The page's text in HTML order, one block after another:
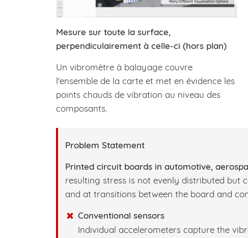
Mesure sur toute la surface,
perpendiculairement à celle-ci (hors plan)
Un vibromètre à balayage couvre
l'ensemble de la carte et met en évidence les
points chauds de vibration au niveau des
composants.
Problem Statement
Printed circuit boards in automotive,
resulting stress is not evenly distributed but
and at transitions between the board and
Conventional sensors
Individual accelerometers capture the